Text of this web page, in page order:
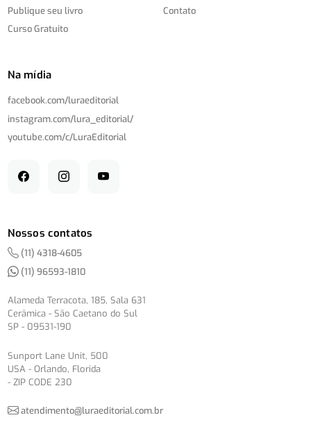
Publique seu livro
Curso Gratuito
Contato
Na mídia
facebook.com/luraeditorial
instagram.com/lura_editorial/
youtube.com/c/LuraEditorial
Nossos contatos
(11) 4318-4605
(11) 96593-1810
Alameda Terracota, 185, Sala 631
Cerâmica - São Caetano do Sul
SP - 09531-190
Sunport Lane Unit, 500
USA - Orlando, Florida
- ZIP CODE 230
atendimento@luraeditorial.com.br